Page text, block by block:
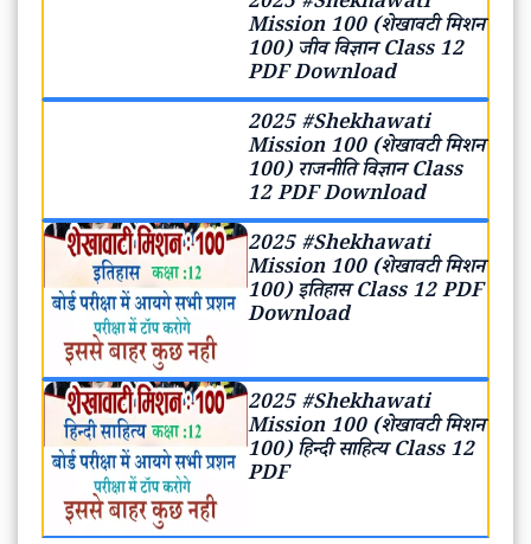
Mission 100 (शेखावटी मिशन
100) जीव विज्ञान Class 12
PDF Download
2025 #Shekhawati
Mission 100 (शेखावटी मिशन
100) राजनीति विज्ञान Class
12 PDF Download
2025 #Shekhawati
Mission 100 (शेखावटी मिशन
100) इतिहास Class 12 PDF
Download
2025 #Shekhawati
Mission 100 (शेखावटी मिशन
100) हिन्दी साहित्य Class 12
PDF